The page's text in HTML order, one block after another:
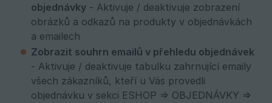
objednávky - Aktivuje / deaktivuje zobrazení
obrázků a odkazů na produkty v objednávkách
a emailech
Zobrazit souhrn emailů v přehledu objednávek
- Aktivuje / deaktivuje tabulku zahrnující emaily
všech zákazníků, kteří u Vás provedli
objednávku v sekci ESHOP => OBJEDNÁVKY =>